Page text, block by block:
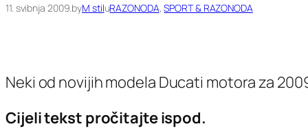
11. svibnja 2009.byM stiluRAZONODA, SPORT & RAZONODA
Neki od novijih modela Ducati motora za
Cijeli tekst pročitajte ispod.